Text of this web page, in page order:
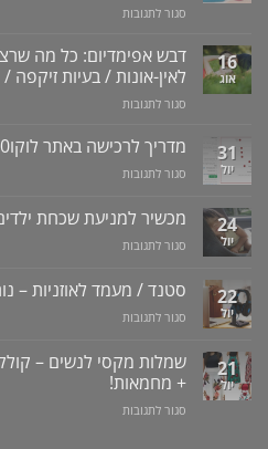
סגור לתגובות
לשטיפה
דנטלית:
ניקוי
שיניים,
וחלל
–
עששת,
16
אוג
דבש אפימדיום: כל מה
לאין-אונות / בעיות
סגור לתגובות
אפימדיום:
מה
לדעת!
טבעי
/
תערובת
צמחים
31
יול
מדריך לרכישה באתר לוקו0ט + וידאו
סגור לתגובות
לרכישה
באתר
וידאו
24
יול
מכשיר למניעת שכחת
סגור לתגובות
למניעת
שכחת
ילדים
מוצר
גאוני
ומציל
חיים!
22
יול
סטנד / מעמד לאוזניות –
סגור לתגובות
/
מעמד
לאוזניות
–
21
יול
+ מחמאות!
סגור לתגובות